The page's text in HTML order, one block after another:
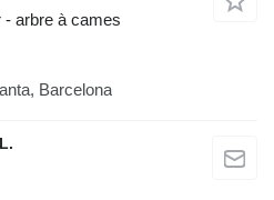
- arbre à cames
Barcelona